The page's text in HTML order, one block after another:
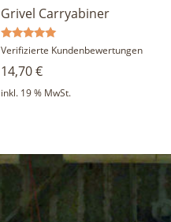
Grivel Carryabiner
Bewertet
5.00
von 5
Verifizierte Kundenbewertungen
14,70€
inkl. 19 % MwSt.